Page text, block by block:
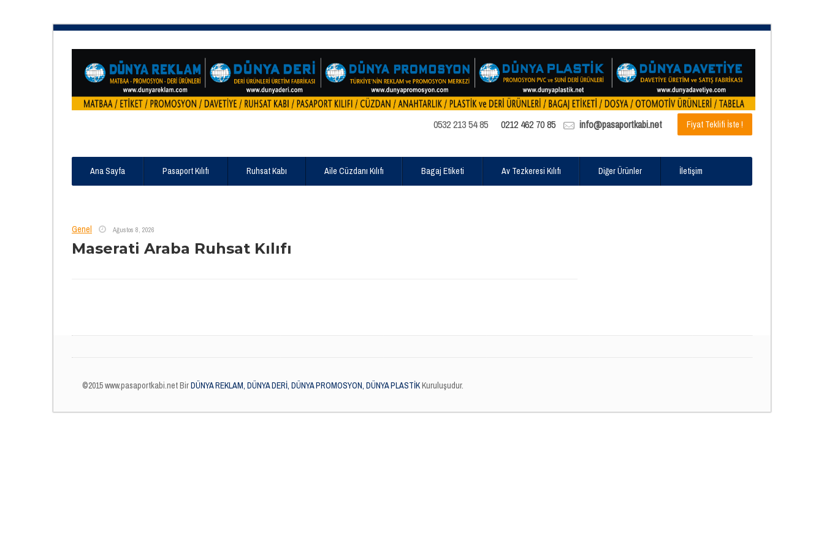
0532 213 54 85 0212 462 70 85 info@pasaportkabi.net Fiyat Teklifi İste !
Ana Sayfa Pasaport Kılıfı Ruhsat Kabı Aile Cüzdanı Kılıfı Bagaj Etiketi Av Tezkeresi Kılıfı Diğer Ürünler İletişim
Genel Ağustos 8, 2026
Maserati Araba Ruhsat Kılıfı
©2015 www.pasaportkabi.net BirDÜNYA REKLAM, DÜNYA DERİ, DÜNYA PROMOSYON, DÜNYA PLASTİKKuruluşudur.